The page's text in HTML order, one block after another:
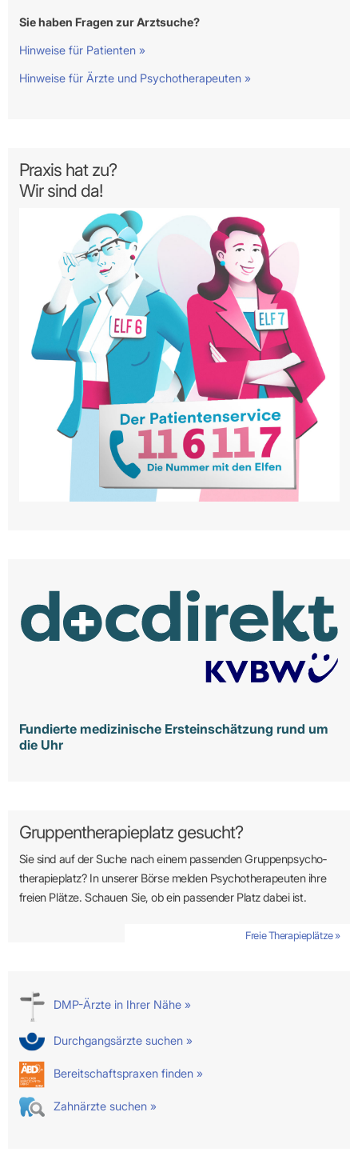
Sie haben Fragen zur Arztsuche?
Hinweise für Patienten »
Hinweise für Ärzte und Psychotherapeuten »
Praxis hat zu?
Wir sind da!
Fundierte medizinische Ersteinschätzung rund um
die Uhr
Gruppentherapieplatz gesucht?
Sie sind auf der Suche nach einem passenden Gruppen­psycho­
therapie­platz? In unserer Börse melden Psycho­­thera­­peuten ihre
freien Plätze. Schauen Sie, ob ein passender Platz dabei ist.
Freie Therapieplätze »
DMP-Ärzte in Ihrer Nähe »
Durchgangsärzte suchen »
Bereitschaftspraxen finden »
Zahnärzte suchen »